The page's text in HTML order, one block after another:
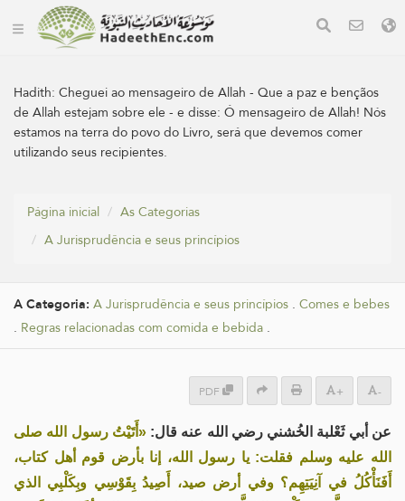
Hadith:Cheguei ao mensageiro de Allah - Que a paz e bençãos
de Allah estejam sobre ele - e disse: Ó mensageiro de Allah! Nós
estamos na terra do povo do Livro, será que devemos comer
utilizando seus recipientes.
Página inicial
As Categorias
A Jurisprudência e seus princípios
A Categoria: A Jurisprudência e seus princípios . Comes e bebes
. Regras relacionadas com comida e bebida .
PDF + -
عن أبي ثَعْلبة الخُشني رضي الله عنه قال:«أَتَيْتُ رسول الله صلى
الله عليه وسلم فقلت: يا رسول الله، إنا بأرض قوم أهل كتاب،
أَفَنَأْكُلُ في آنِيَتِهِم؟ وفي أرض صيد، أَصِيدُ بِقَوْسِي وبِكَلْبِي الذي